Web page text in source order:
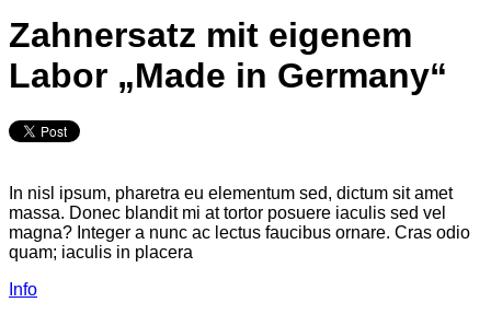
Zahnersatz mit eigenem
Labor „Made in Germany“
In nisl ipsum, pharetra eu elementum sed, dictum sit amet
massa. Donec blandit mi at tortor posuere iaculis sed vel
magna? Integer a nunc ac lectus faucibus ornare. Cras odio
quam; iaculis in placera
Info